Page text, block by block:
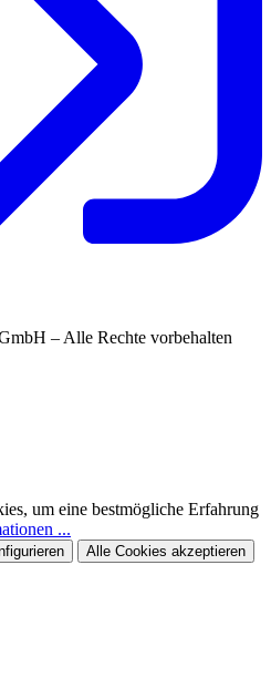
– Alle Rechte vorbehalten
um eine bestmögliche Erfahrung
...
Alle Cookies akzeptieren